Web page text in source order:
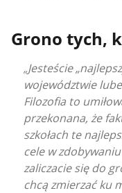
Grono tych,
Jesteście
województwie
Filozofia to
przekonana, że
szkołach te
cele w
zaliczacie się do
chcą zmierzać ku